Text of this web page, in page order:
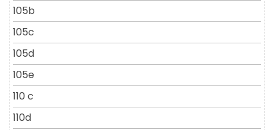
105b
105c
105d
105e
110 c
110d